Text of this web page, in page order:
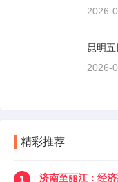
2026-
昆明
2026-
精彩推荐
1
济南至丽江：经